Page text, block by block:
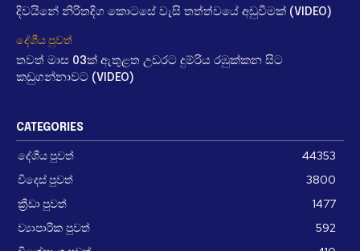
දිවයිනේ නිරිතදිග කොටසේ වැසි තත්ත්වයේ අඩුවීමක් (VIDEO)
දේශීය පුවත්
තවත් මාස 03ක් ඇතුළත උඩරට දුම්රිය රඹුක්කන සිට
කඩුගන්නාවට (VIDEO)
CATEGORIES
දේශීය පුවත්
44353
විදෙස් පුවත්
3800
ක්‍රීඩා පුවත්
1477
ව්‍යාපාරික පුවත්
592